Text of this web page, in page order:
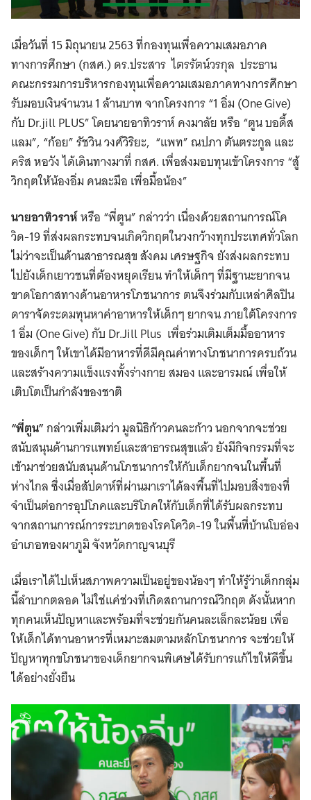
เมื่อวันที่ 15 มิถุนายน 2563 ที่กองทุนเพื่อความเสมอภาค
ทางการศึกษา (กสศ.) ดร.ประสาร ไตรรัตน์วรกุล ประธาน
คณะกรรมการบริหารกองทุนเพื่อความเสมอภาคทางการศึกษา
รับมอบเงินจำนวน 1 ล้านบาท จากโครงการ “1 อิ่ม (One Give)
กับ Dr.jill PLUS” โดยนายอาทิวราห์ คงมาลัย หรือ “ตูน บอดี้ส
แลม”, “ก้อย” รัชวิน วงศ์วิริยะ, “แพท” ณปภา ตันตระกูล และ
คริส หอวัง ได้เดินทางมาที่ กสศ. เพื่อส่งมอบทุนเข้าโครงการ “สู้
วิกฤตให้น้องอิ่ม คนละมือ เพื่อมื้อน้อง”
นายอาทิวราห์หรือ “พี่ตูน” กล่าวว่า เนื่องด้วยสถานการณ์โค
วิด-19 ที่ส่งผลกระทบจนเกิดวิกฤตในวงกว้างทุกประเทศทั่วโลก
ไม่ว่าจะเป็นด้านสาธารณสุข สังคม เศรษฐกิจ ยังส่งผลกระทบ
ไปยังเด็กเยาวชนที่ต้องหยุดเรียน ทำให้เด็กๆ ที่มีฐานะยากจน
ขาดโอกาสทางด้านอาหารโภชนาการ ตนจึงร่วมกับเหล่าศิลปิน
ดาราจัดระดมทุนหาค่าอาหารให้เด็กๆ ยากจน ภายใต้โครงการ
1 อิ่ม (One Give)กับ Dr.Jill Plus เพื่อร่วมเติมเต็มมื้ออาหาร
ของเด็กๆ ให้เขาได้มีอาหารที่ดีมีคุณค่าทางโภชนาการครบถ้วน
และสร้างความแข็งแรงทั้งร่างกาย สมอง และอารมณ์ เพื่อให้
เติบโตเป็นกำลังของชาติ
“พี่ตูน”กล่าวเพิ่มเติมว่า มูลนิธิก้าวคนละก้าว นอกจากจะช่วย
สนับสนุนด้านการแพทย์และสาธารณสุขแล้ว ยังมีกิจกรรมที่จะ
เข้ามาช่วยสนับสนุนด้านโภชนาการให้กับเด็กยากจนในพื้นที่
ห่างไกล ซึ่งเมื่อสัปดาห์ที่ผ่านมาเราได้ลงพื้นที่ไปมอบสิ่งของที่
จำเป็นต่อการอุปโภคและบริโภคให้กับเด็กที่ได้รับผลกระทบ
จากสถานการณ์การระบาดของโรคโควิด-19 ในพื้นที่บ้านโบอ่อง
อำเภอทองผาภูมิ จังหวัดกาญจนบุรี
เมื่อเราได้ไปเห็นสภาพความเป็นอยู่ของน้องๆ ทำให้รู้ว่าเด็กกลุ่ม
นี้ลำบากตลอด ไม่ใช่แค่ช่วงที่เกิดสถานการณ์วิกฤต ดังนั้นหาก
ทุกคนเห็นปัญหาและพร้อมที่จะช่วยกันคนละเล็กละน้อย เพื่อ
ให้เด็กได้ทานอาหารที่เหมาะสมตามหลักโภชนาการ จะช่วยให้
ปัญหาทุกขโภชนาของเด็กยากจนพิเศษได้รับการแก้ไขให้ดีขึ้น
ได้อย่างยั่งยืน